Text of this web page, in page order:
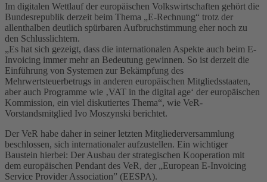
Im digitalen Wettlauf der europäischen Volkswirtschaften gehört die
Bundesrepublik derzeit beim Thema „E-Rechnung“ trotz der
allenthalben deutlich spürbaren Aufbruchstimmung eher noch zu
den Schlusslichtern.
„Es hat sich gezeigt, dass die internationalen Aspekte auch beim E-
Invoicing immer mehr an Bedeutung gewinnen. So ist derzeit die
Einführung von Systemen zur Bekämpfung des
Mehrwertsteuerbetrugs in anderen europäischen Mitgliedsstaaten,
aber auch Programme wie ‚VAT in the digital age‘ der europäischen
Kommission, ein viel diskutiertes Thema“, wie VeR-
Vorstandsmitglied Ivo Moszynski berichtet.
Der VeR habe daher in seiner letzten Mitgliederversammlung
beschlossen, sich internationaler aufzustellen. Ein wichtiger
Baustein hierbei: Der Ausbau der strategischen Kooperation mit
dem europäischen Pendant des VeR, der „European E-Invoicing
Service Provider Association” (EESPA).